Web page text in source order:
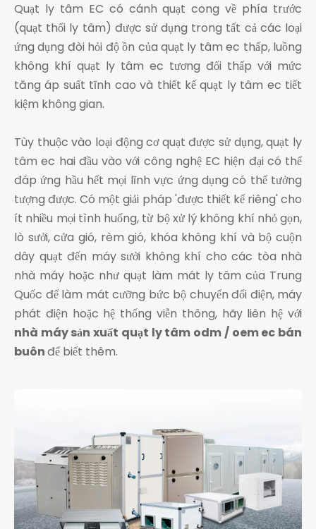
Quạt ly tâm EC có cánh quạt cong về phía trước
(quạt thổi ly tâm) được sử dụng trong tất cả các loại
ứng dụng đòi hỏi độ ồn của quạt ly tâm ec thấp, luồng
không khí quạt ly tâm ec tương đối thấp với mức
tăng áp suất tĩnh cao và thiết kế quạt ly tâm ec tiết
kiệm không gian.
Tùy thuộc vào loại động cơ quạt được sử dụng, quạt ly
tâm ec hai đầu vào với công nghệ EC hiện đại có thể
đáp ứng hầu hết mọi lĩnh vực ứng dụng có thể tưởng
tượng được. Có một giải pháp 'được thiết kế riêng' cho
ít nhiều mọi tình huống, từ bộ xử lý không khí nhỏ gọn,
lò sưởi, cửa gió, rèm gió, khóa không khí và bộ cuộn
dây quạt đến máy sưởi không khí cho các tòa nhà
nhà máy hoặc như quạt làm mát ly tâm của Trung
Quốc để làm mát cưỡng bức bộ chuyển đổi điện, máy
phát điện hoặc hệ thống viễn thông, hãy liên hệ với
nhà máy sản xuất quạt ly tâm odm / oem ec bán
buônđể biết thêm.